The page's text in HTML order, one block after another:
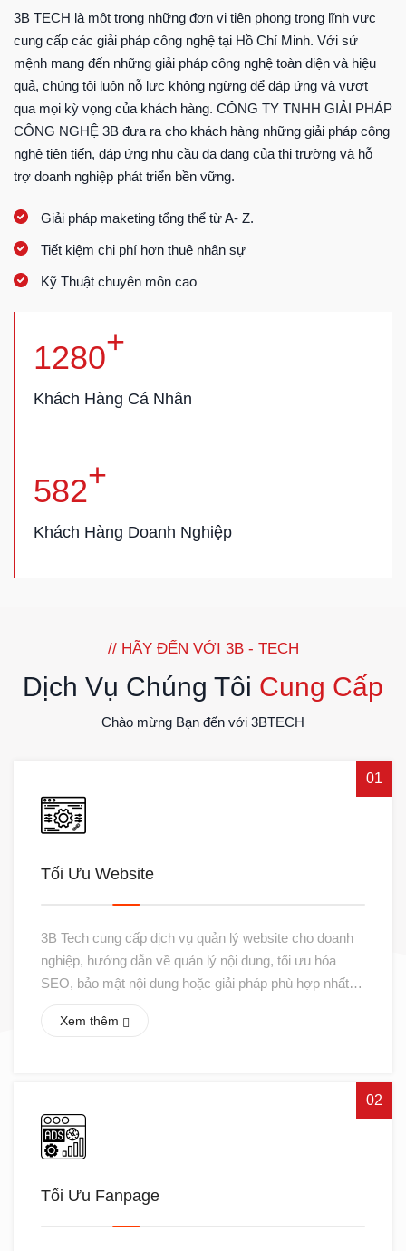
3B TECH là một trong những đơn vị tiên phong trong lĩnh vực
cung cấp các giải pháp công nghệ tại Hồ Chí Minh. Với sứ
mệnh mang đến những giải pháp công nghệ toàn diện và hiệu
quả, chúng tôi luôn nỗ lực không ngừng để đáp ứng và vượt
qua mọi kỳ vọng của khách hàng. CÔNG TY TNHH GIẢI PHÁP
CÔNG NGHỆ 3B đưa ra cho khách hàng những giải pháp công
nghệ tiên tiến, đáp ứng nhu cầu đa dạng của thị trường và hỗ
trợ doanh nghiệp phát triển bền vững.
Giải pháp maketing tổng thể từ A- Z.
Tiết kiệm chi phí hơn thuê nhân sự
Kỹ Thuật chuyên môn cao
1280+
Khách Hàng Cá Nhân
582+
Khách Hàng Doanh Nghiệp
// HÃY ĐẾN VỚI 3B - TECH
Dịch Vụ Chúng Tôi Cung Cấp
Chào mừng Bạn đến với 3BTECH
01
Tối Ưu Website
3B Tech cung cấp dịch vụ quản lý website cho doanh
nghiệp, hướng dẫn về quản lý nội dung, tối ưu hóa
SEO, bảo mật nội dung hoặc giải pháp phù hợp nhất
Xem thêm
02
Tối Ưu Fanpage